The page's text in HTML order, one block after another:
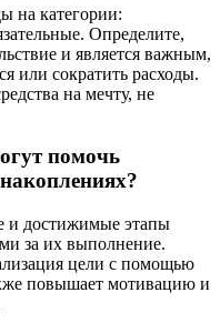
на категории:
Определите,
и является важным,
или сократить расходы.
на мечту, не
помочь
и достижимые этапы
за их выполнение.
цели с помощью
повышает мотивацию и